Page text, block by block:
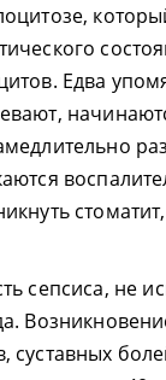
Едва
сепсиса, не
суставных